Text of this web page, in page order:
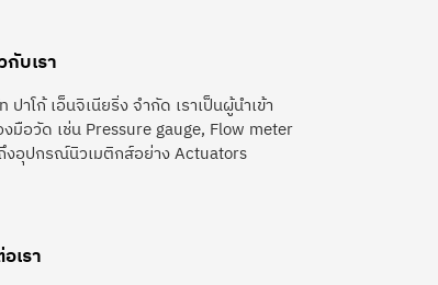
กับเรา
ปาโก้ เอ็นจิเนียริ่ง จำกัด เราเป็นผู้นำเข้า
งมือวัด เช่น Pressure gauge, Flow meter
งอุปกรณ์นิวเมติกส์อย่าง Actuators
เรา